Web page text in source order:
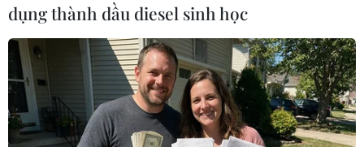
thể phá vỡ kế hoạch gieo trồng của nông dân.
Một số loại cây đâm chồi sớm có nguy cơ khó
sống sót trong mùa Đông lạnh giá. Cây cối sinh
trưởng sớm còn ảnh hưởng bất lợi tới chu kỳ
dụng thành dầu diesel sinh học